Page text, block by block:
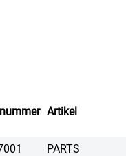
Artikel
PARTS